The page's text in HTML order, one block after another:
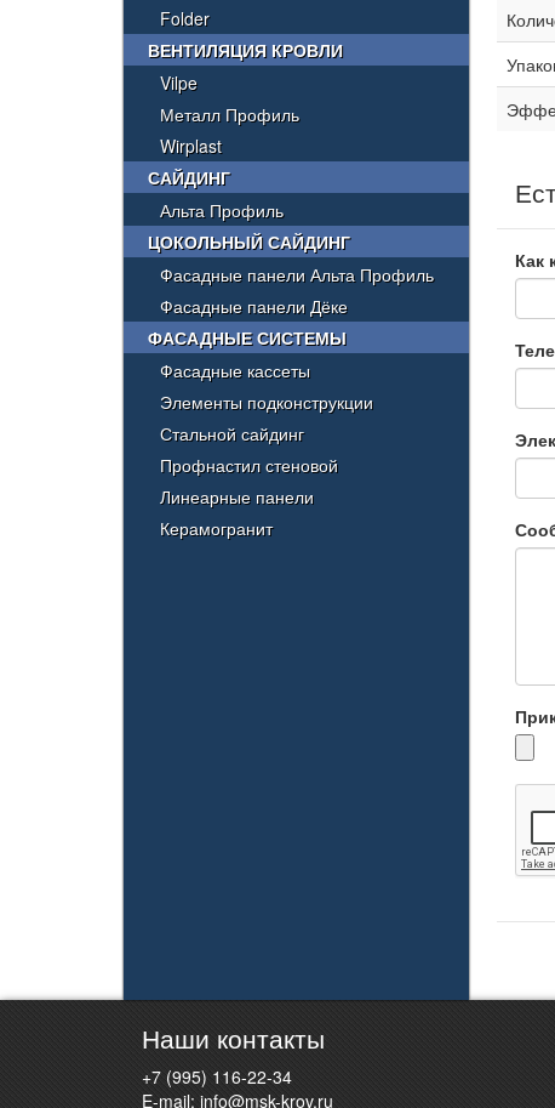
Как
Folder
ВЕНТИЛЯЦИЯ КРОВЛИ
Vilpe
Металл Профиль
Wirplast
САЙДИНГ
Альта Профиль
ЦОКОЛЬНЫЙ САЙДИНГ
Фасадные панели Альта Профиль
Фасадные панели Дёке
ФАСАДНЫЕ СИСТЕМЫ
Фасадные кассеты
Элементы подконструкции
Стальной сайдинг
Профнастил стеновой
Линеарные панели
Керамогранит
Наши контакты
+7 (995) 116-22-34
E-mail: info@msk-krov.ru